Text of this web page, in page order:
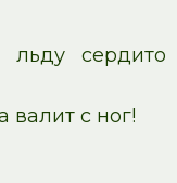
льду сердито
валит с ног!